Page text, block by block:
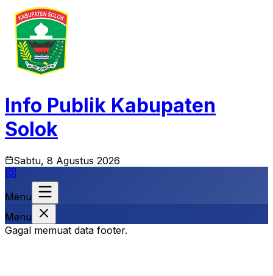
Info Publik Kabupaten
Solok
Sabtu, 8 Agustus 2026
Menu
Menu
Gagal memuat data footer.